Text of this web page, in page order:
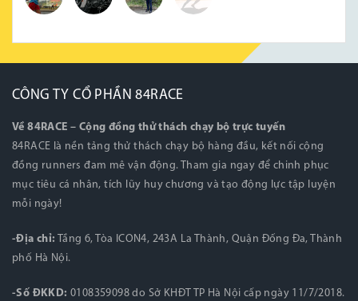
CÔNG TY CỔ PHẦN 84RACE
Về 84RACE – Cộng đồng thử thách chạy bộ trực tuyến
84RACE là nền tảng thử thách chạy bộ hàng đầu, kết nối cộng
đồng runners đam mê vận động. Tham gia ngay để chinh phục
mục tiêu cá nhân, tích lũy huy chương và tạo động lực tập luyện
mỗi ngày!
-Địa chỉ: Tầng 6, Tòa ICON4, 243A La Thành, Quận Đống Đa, Thành
phố Hà Nội.
-Số ĐKKD: 0108359098 do Sở KHĐT TP Hà Nội cấp ngày 11/7/2018.